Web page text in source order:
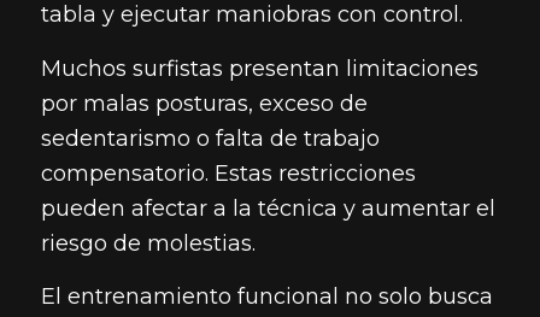
tabla y ejecutar maniobras con control.
Muchos surfistas presentan limitaciones
por malas posturas, exceso de
sedentarismo o falta de trabajo
compensatorio. Estas restricciones
pueden afectar a la técnica y aumentar el
riesgo de molestias.
El entrenamiento funcional no solo busca